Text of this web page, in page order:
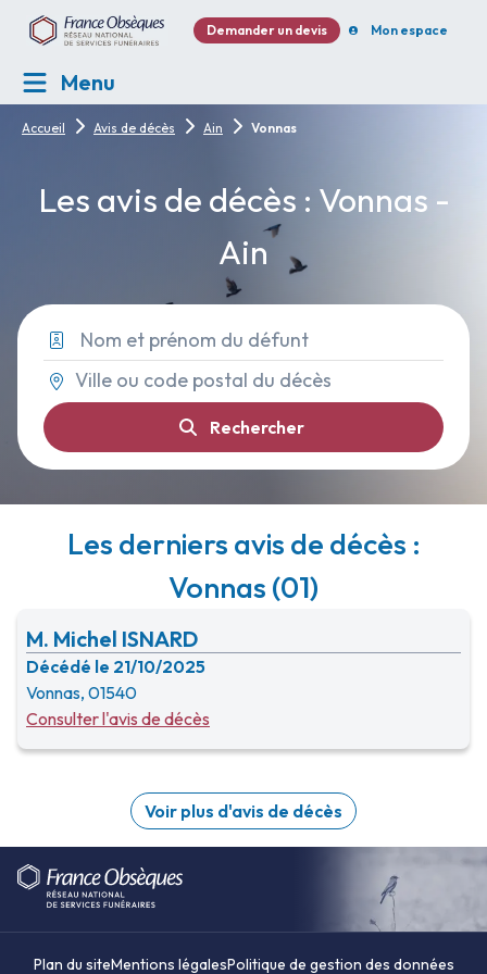
Demander un devis Mon espace
Menu
Accueil Avis de décès Ain Vonnas
Les avis de décès : Vonnas -
Ain
Rechercher
Les derniers avis de décès :
Vonnas (01)
M. Michel ISNARD
Décédé le 21/10/2025
Vonnas, 01540
Consulter l'avis de décès
Voir plus d'avis de décès
Plan du siteMentions légalesPolitique de gestion des données